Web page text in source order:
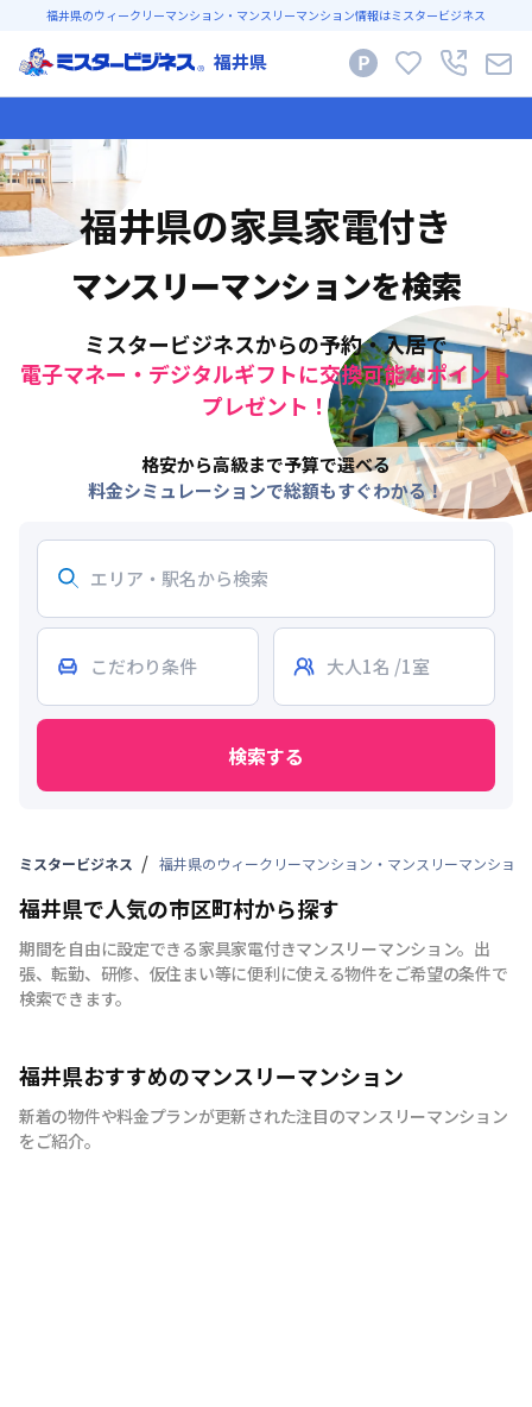
福井県のウィークリーマンション・マンスリーマンション情報はミスタービジネス
福井県
福井県の家具家電付き
マンスリーマンションを検索
ミスタービジネスからの予約・入居で
電子マネー・デジタルギフトに交換可能なポイント
プレゼント！
格安から高級まで予算で選べる
料金シミュレーションで総額もすぐわかる！
検索する
ミスタービジネス 福井県のウィークリーマンション・マンスリーマンショ
福井県で人気の市区町村から探す
期間を自由に設定できる家具家電付きマンスリーマンション。出
張、転勤、研修、仮住まい等に便利に使える物件をご希望の条件で
検索できます。
福井県おすすめのマンスリーマンション
新着の物件や料金プランが更新された注目のマンスリーマンション
をご紹介。